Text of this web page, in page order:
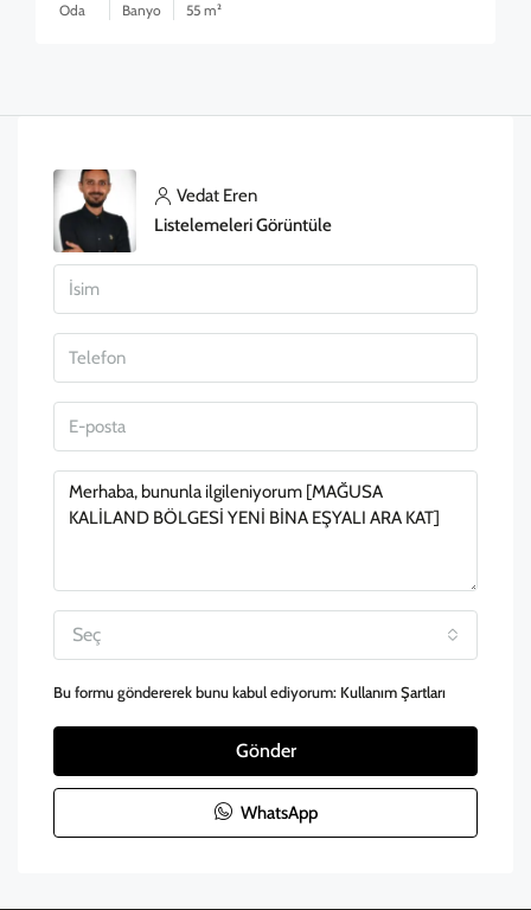
Oda Banyo 55 m²
Vedat Eren
Listelemeleri Görüntüle
Seç
Bu formu göndererek bunu kabul ediyorum: Kullanım Şartları
Gönder
WhatsApp